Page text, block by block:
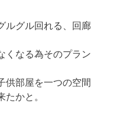
ルグル回れる、回廊
くなる為そのプラン
供部屋を一つの空間
かと。